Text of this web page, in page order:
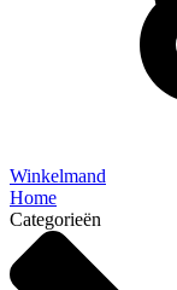
Winkelmand
Home
Categorieën